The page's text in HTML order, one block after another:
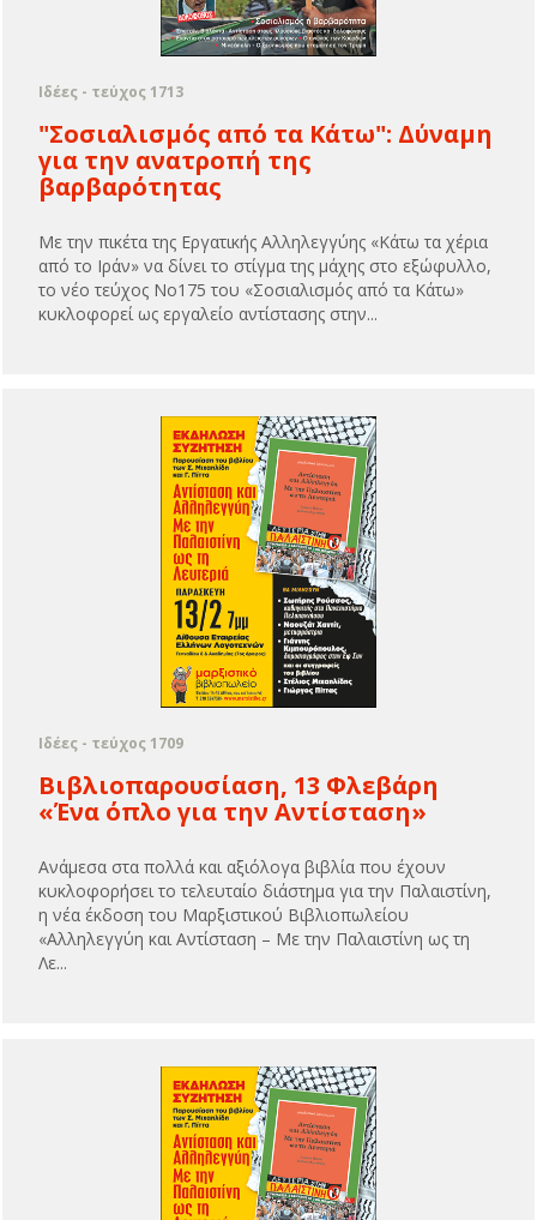
Ιδέες - τεύχος 1713
"Σοσιαλισμός από τα Κάτω": Δύναμη
για την ανατροπή της
βαρβαρότητας
Με την πικέτα της Εργατικής Αλληλεγγύης «Κάτω τα χέρια
από το Ιράν» να δίνει το στίγμα της μάχης στο εξώφυλλο,
το νέο τεύχος Νο175 του «Σοσιαλισμός από τα Κάτω»
κυκλοφορεί ως εργαλείο αντίστασης στην...
Ιδέες - τεύχος 1709
Βιβλιοπαρουσίαση, 13 Φλεβάρη
«Ένα όπλο για την Αντίσταση»
Ανάμεσα στα πολλά και αξιόλογα βιβλία που έχουν
κυκλοφορήσει το τελευταίο διάστημα για την Παλαιστίνη,
η νέα έκδοση του Μαρξιστικού Βιβλιοπωλείου
«Αλληλεγγύη και Αντίσταση – Με την Παλαιστίνη ως τη
Λε...